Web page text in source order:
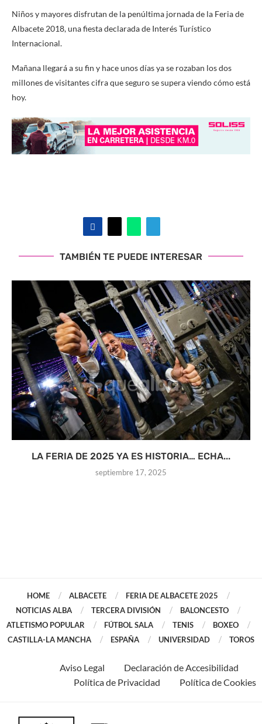
Niños y mayores disfrutan de la penúltima jornada de la Feria de
Albacete 2018, una fiesta declarada de Interés Turístico
Internacional.
Mañana llegará a su fin y hace unos días ya se rozaban los dos
millones de visitantes cifra que seguro se supera viendo cómo está
hoy.
TAMBIÉN TE PUEDE INTERESAR
LA FERIA DE 2025 YA ES HISTORIA… ECHA...
septiembre 17, 2025
HOME ALBACETE
FERIA DE ALBACETE 2025
NOTICIAS ALBA
TERCERA DIVISIÓN
BALONCESTO
ATLETISMO POPULAR
FÚTBOL SALA TENIS
BOXEO
CASTILLA-LA MANCHA
ESPAÑA UNIVERSIDAD TOROS
Aviso Legal
Declaración de Accesibilidad
Política de Privacidad
Política de Cookies